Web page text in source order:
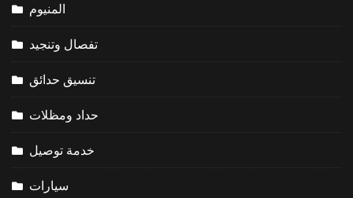
المنيوم
تفصال وتنجيد
تنسيق حدائق
حداد ومظلات
خدمة توصيل
سيارات